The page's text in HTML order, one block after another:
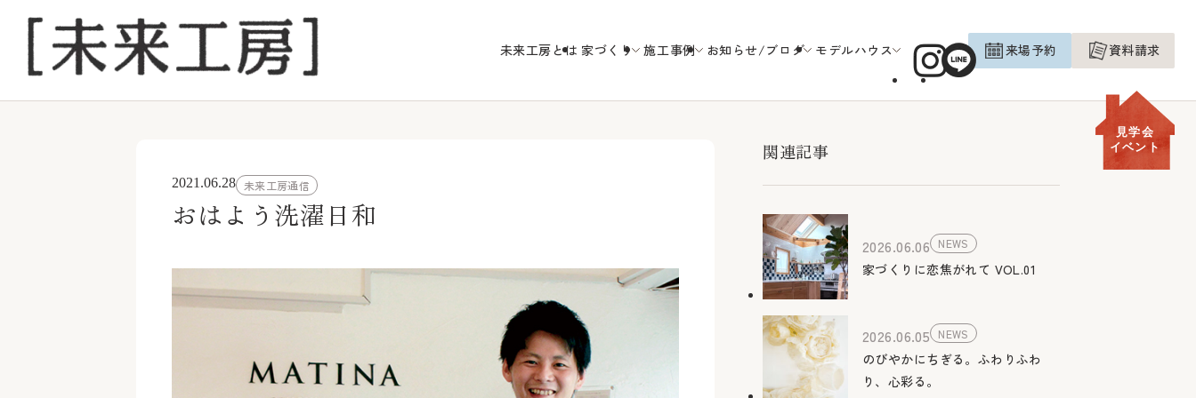
未来工房とは
未来工房の
家づくり 施工事例 お知らせ/ブログ モデルハウス 来場予約 資料請求
見学会
イベント
2021.06.28 未来工房通信
おはよう洗濯日和
関連記事
2026.06.06 NEWS
家づくりに恋焦がれて VOL.01
2026.06.05 NEWS
のびやかにちぎる。ふわりふわ
り、心彩る。